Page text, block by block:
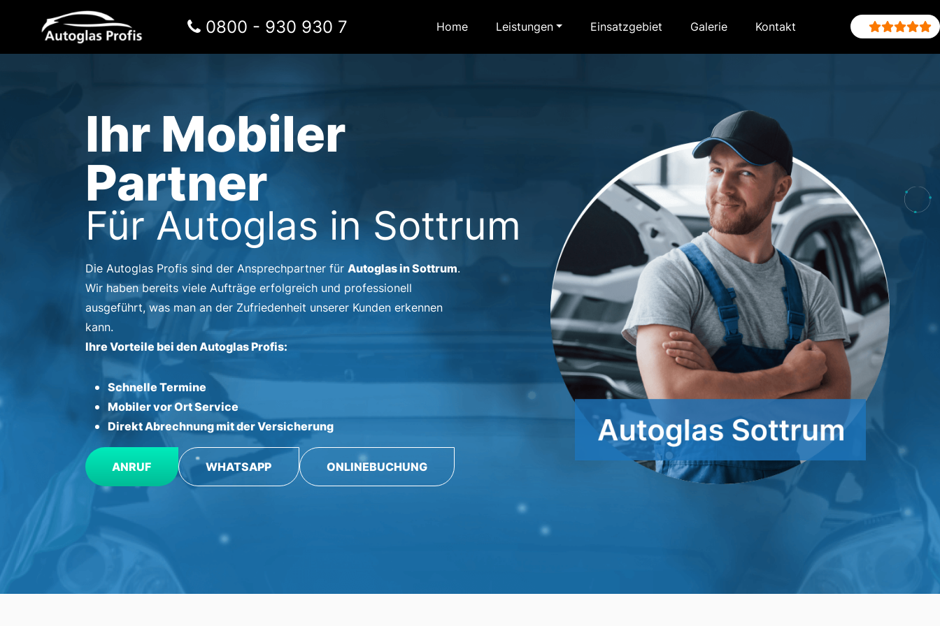
Zum Inhalt springen
Hauptnavigation0800 - 930 930 7 Home Leistungen Einsatzgebiet Galerie Kontakt
Ihr Mobiler
Partner
Für Autoglas in Sottrum
Die Autoglas Profis sind der Ansprechpartner für Autoglas in Sottrum.
Wir haben bereits viele Aufträge erfolgreich und professionell
ausgeführt, was man an der Zufriedenheit unserer Kunden erkennen
kann.
Ihre Vorteile bei den Autoglas Profis:
Schnelle Termine
Mobiler vor Ort Service
Direkt Abrechnung mit der Versicherung
ANRUF WHATSAPP ONLINEBUCHUNG